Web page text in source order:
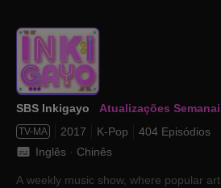
SBS Inkigayo Atualizações
TV-MA 2017 K-Pop
404 Episódios
Inglês · Chinês
A weekly music show, where popular